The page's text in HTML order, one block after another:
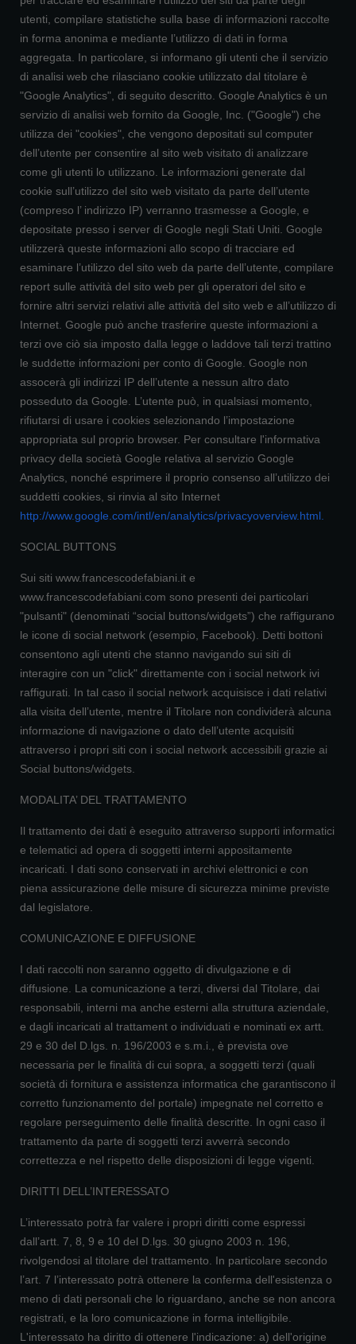
utenti, compilare statistiche sulla base di informazioni raccolte
in forma anonima e mediante l’utilizzo di dati in forma
aggregata. In particolare, si informano gli utenti che il servizio
di analisi web che rilasciano cookie utilizzato dal titolare è
"Google Analytics", di seguito descritto. Google Analytics è un
servizio di analisi web fornito da Google, Inc. ("Google") che
utilizza dei "cookies", che vengono depositati sul computer
dell’utente per consentire al sito web visitato di analizzare
come gli utenti lo utilizzano. Le informazioni generate dal
cookie sull’utilizzo del sito web visitato da parte dell’utente
(compreso l’ indirizzo IP) verranno trasmesse a Google, e
depositate presso i server di Google negli Stati Uniti. Google
utilizzerà queste informazioni allo scopo di tracciare ed
esaminare l’utilizzo del sito web da parte dell’utente, compilare
report sulle attività del sito web per gli operatori del sito e
fornire altri servizi relativi alle attività del sito web e all’utilizzo di
Internet. Google può anche trasferire queste informazioni a
terzi ove ciò sia imposto dalla legge o laddove tali terzi trattino
le suddette informazioni per conto di Google. Google non
assocerà gli indirizzi IP dell’utente a nessun altro dato
posseduto da Google. L’utente può, in qualsiasi momento,
rifiutarsi di usare i cookies selezionando l’impostazione
appropriata sul proprio browser. Per consultare l'informativa
privacy della società Google relativa al servizio Google
Analytics, nonché esprimere il proprio consenso all’utilizzo dei
suddetti cookies, si rinvia al sito Internet
http://www.google.com/intl/en/analytics/privacyoverview.html
SOCIAL BUTTONS
Sui siti www.francescodefabiani.it e
www.francescodefabiani.com sono presenti dei particolari
"pulsanti" (denominati “social buttons/widgets”) che raffigurano
le icone di social network (esempio, Facebook). Detti bottoni
consentono agli utenti che stanno navigando sui siti di
interagire con un "click" direttamente con i social network ivi
raffigurati. In tal caso il social network acquisisce i dati relativi
alla visita dell’utente, mentre il Titolare non condividerà alcuna
informazione di navigazione o dato dell’utente acquisiti
attraverso i propri siti con i social network accessibili grazie ai
Social buttons/widgets.
MODALITA’ DEL TRATTAMENTO
Il trattamento dei dati è eseguito attraverso supporti informatici
e telematici ad opera di soggetti interni appositamente
incaricati. I dati sono conservati in archivi elettronici e con
piena assicurazione delle misure di sicurezza minime previste
dal legislatore.
COMUNICAZIONE E DIFFUSIONE
I dati raccolti non saranno oggetto di divulgazione e di
diffusione. La comunicazione a terzi, diversi dal Titolare, dai
responsabili, interni ma anche esterni alla struttura aziendale,
e dagli incaricati al trattament o individuati e nominati ex artt.
29 e 30 del D.lgs. n. 196/2003 e s.m.i., è prevista ove
necessaria per le finalità di cui sopra, a soggetti terzi (quali
società di fornitura e assistenza informatica che garantiscono il
corretto funzionamento del portale) impegnate nel corretto e
regolare perseguimento delle finalità descritte. In ogni caso il
trattamento da parte di soggetti terzi avverrà secondo
correttezza e nel rispetto delle disposizioni di legge vigenti.
DIRITTI DELL’INTERESSATO
L’interessato potrà far valere i propri diritti come espressi
dall’artt. 7, 8, 9 e 10 del D.lgs. 30 giugno 2003 n. 196,
rivolgendosi al titolare del trattamento. In particolare secondo
l’art. 7 l’interessato potrà ottenere la conferma dell'esistenza o
meno di dati personali che lo riguardano, anche se non ancora
registrati, e la loro comunicazione in forma intelligibile.
L'interessato ha diritto di ottenere l'indicazione: a) dell'origine